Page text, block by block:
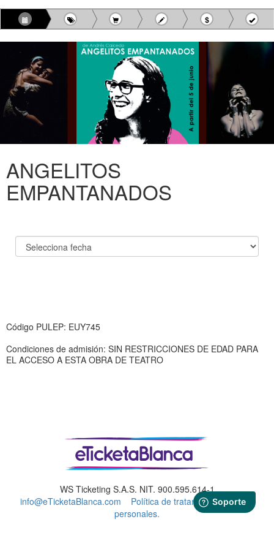
ANGELITOS
EMPANTANADOS
Código PULEP: EUY745
Condiciones de admisión: SIN RESTRICCIONES DE EDAD PARA
EL ACCESO A ESTA OBRA DE TEATRO
WS Ticketing S.A.S. NIT. 900.595.614-1
info@eTicketaBlanca.com
Política de tratamiento de datos
personales.